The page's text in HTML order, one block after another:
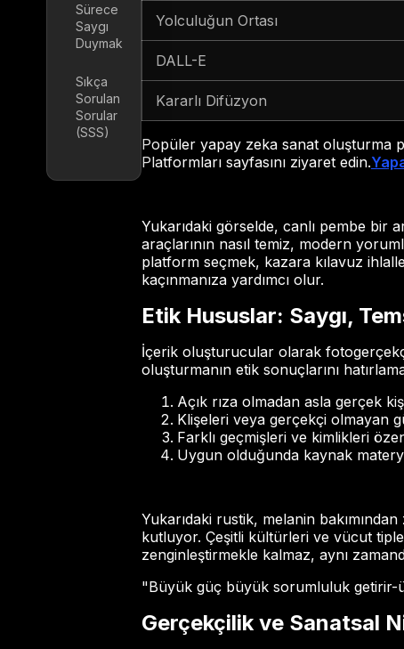
Sürece
Saygı
Duymak
Sıkça
Sorulan
Sorular
(SSS)
Yolculuğun Ortası
DALL-E
Kararlı Difüzyon
Popüler yapay zeka sanat oluşturma
Platformları sayfasını ziyaret edin.
Yukarıdaki görselde, canlı pembe bir
araçlarının nasıl temiz, modern
platform seçmek, kazara kılavuz
kaçınmanıza yardımcı olur.
Etik Hususlar: Saygı,
İçerik oluşturucular olarak
oluşturmanın etik sonuçlarını
Açık rıza olmadan asla gerçek
Klişeleri veya gerçekçi olmayan
Farklı geçmişleri ve kimlikleri
Uygun olduğunda kaynak
Yukarıdaki rustik, melanin
kutluyor. Çeşitli kültürleri ve vücut
zenginleştirmekle kalmaz, aynı
"Büyük güç büyük sorumluluk getirir-
Gerçekçilik ve Sanatsal